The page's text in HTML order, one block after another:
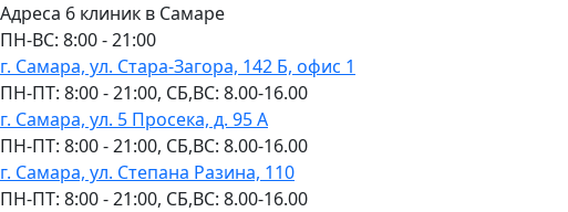
Адреса 6 клиник в Самаре
ПН-ВC: 8:00 - 21:00
г. Самара, ул. Стара-Загора, 142 Б, офис 1
ПН-ПТ: 8:00 - 21:00, СБ,ВС: 8.00-16.00
г. Самара, ул. 5 Просека, д. 95 А
ПН-ПТ: 8:00 - 21:00, СБ,ВС: 8.00-16.00
г. Самара, ул. Степана Разина, 110
ПН-ПТ: 8:00 - 21:00, СБ,ВС: 8.00-16.00